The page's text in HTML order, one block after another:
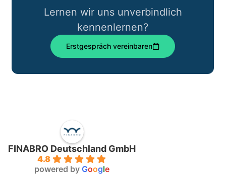
Lernen wir uns unverbindlich
kennenlernen?
Erstgespräch vereinbaren
FINABRO Deutschland GmbH
4.8
powered by Google